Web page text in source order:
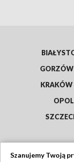
KRAKÓW
Szanujemy Twoją